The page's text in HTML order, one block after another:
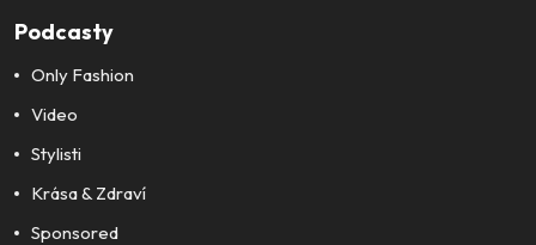
Podcasty
Only Fashion
Video
Stylisti
Krása & Zdraví
Sponsored